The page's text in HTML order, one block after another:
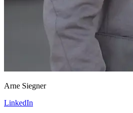
Arne Siegner
LinkedIn